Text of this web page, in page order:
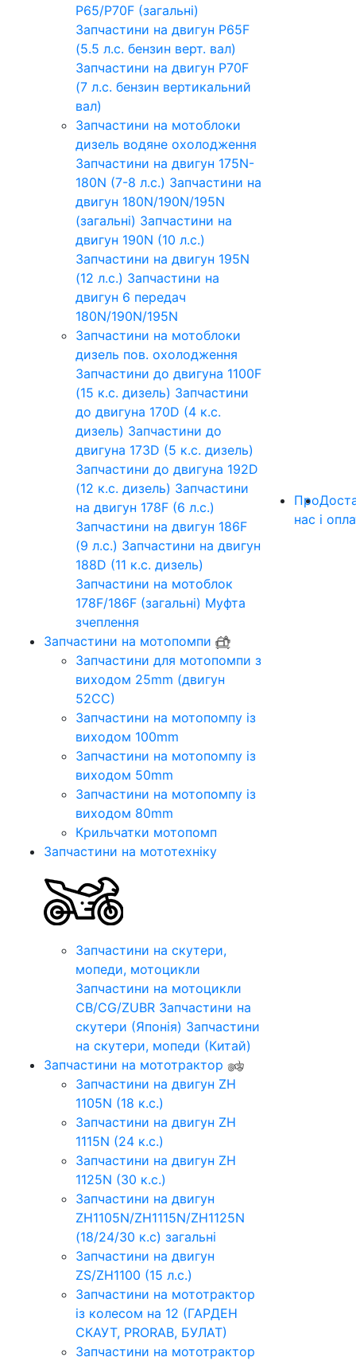
P65/P70F (загальні)
Запчастини на двигун P65F
(5.5 л.с. бензин верт. вал)
Запчастини на двигун P70F
(7 л.с. бензин вертикальний
вал)
Запчастини на мотоблоки
дизель водяне охолодження
Запчастини на двигун 175N-
180N (7-8 л.с.) Запчастини на
двигун 180N/190N/195N
(загальні) Запчастини на
двигун 190N (10 л.с.)
Запчастини на двигун 195N
(12 л.с.) Запчастини на
двигун 6 передач
180N/190N/195N
Запчастини на мотоблоки
дизель пов. охолодження
Запчастини до двигуна 1100F
(15 к.с. дизель) Запчастини
до двигуна 170D (4 к.с.
дизель) Запчастини до
двигуна 173D (5 к.с. дизель)
Запчастини до двигуна 192D
(12 к.с. дизель) Запчастини
на двигун 178F (6 л.с.)
Запчастини на двигун 186F
(9 л.с.) Запчастини на двигун
188D (11 к.с. дизель)
Запчастини на мотоблок
178F/186F (загальні) Муфта
зчеплення
Запчастини на мотопомпи
Запчастини для мотопомпи з
виходом 25mm (двигун
52CC)
Запчастини на мотопомпу із
виходом 100mm
Запчастини на мотопомпу із
виходом 50mm
Запчастини на мотопомпу із
виходом 80mm
Крильчатки мотопомп
Запчастини на мототехніку
Запчастини на скутери,
мопеди, мотоцикли
Запчастини на мотоцикли
CB/CG/ZUBR Запчастини на
скутери (Японія) Запчастини
на скутери, мопеди (Китай)
Запчастини на мототрактор
Запчастини на двигун ZH
1105N (18 к.с.)
Запчастини на двигун ZH
1115N (24 к.с.)
Запчастини на двигун ZH
1125N (30 к.с.)
Запчастини на двигун
ZH1105N/ZH1115N/ZH1125N
(18/24/30 к.с) загальні
Запчастини на двигун
ZS/ZH1100 (15 л.с.)
Запчастини на мототрактор
із колесом на 12 (ГАРДЕН
СКАУТ, PRORAB, БУЛАТ)
Запчастини на мототрактор
Про
нас і